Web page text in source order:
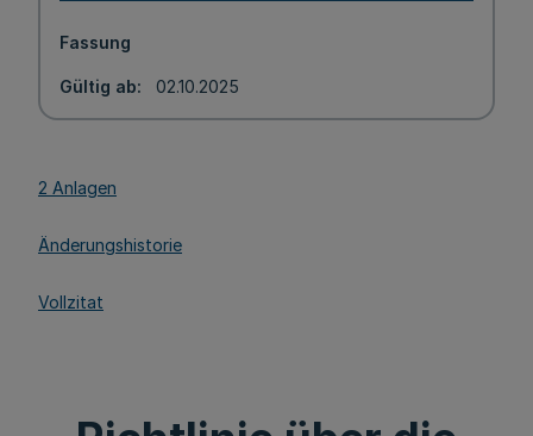
Fassung
Gültig ab 02.10.2025
2 Anlagen
Änderungshistorie
Vollzitat